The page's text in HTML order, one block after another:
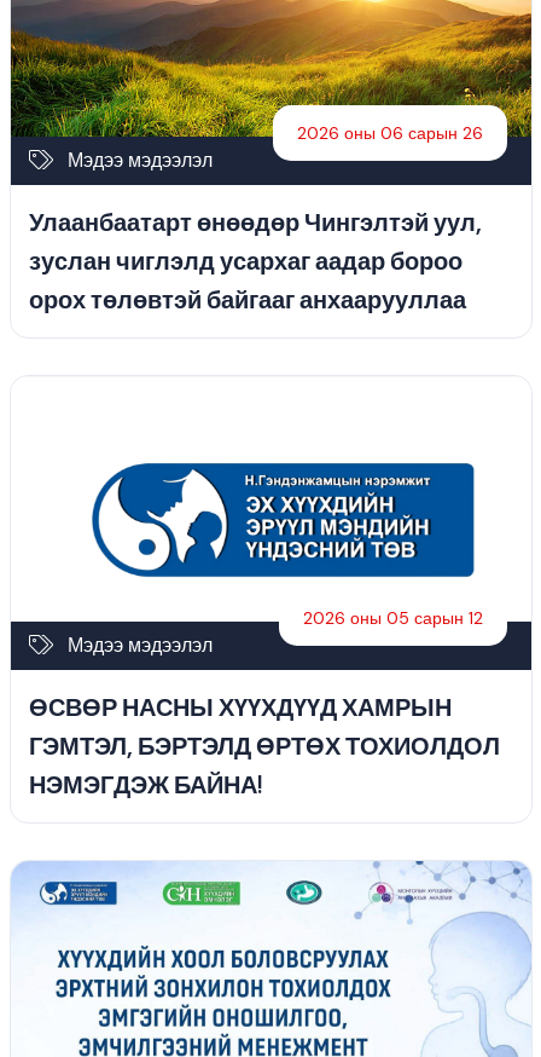
Мэдээ мэдээлэл
2026 оны 06 сарын 26
Улаанбаатарт өнөөдөр Чингэлтэй уул,
зуслан чиглэлд усархаг аадар бороо
орох төлөвтэй байгааг анхаарууллаа
Мэдээ мэдээлэл
2026 оны 05 сарын 12
ӨСВӨР НАСНЫ ХҮҮХДҮҮД ХАМРЫН
ГЭМТЭЛ, БЭРТЭЛД ӨРТӨХ ТОХИОЛДОЛ
НЭМЭГДЭЖ БАЙНА!